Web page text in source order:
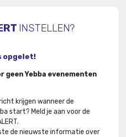
INSTELLEN?
opgelet!
geen Yebba evenementen
krijgen wanneer de
start? Meld je aan voor de
de nieuwste informatie over